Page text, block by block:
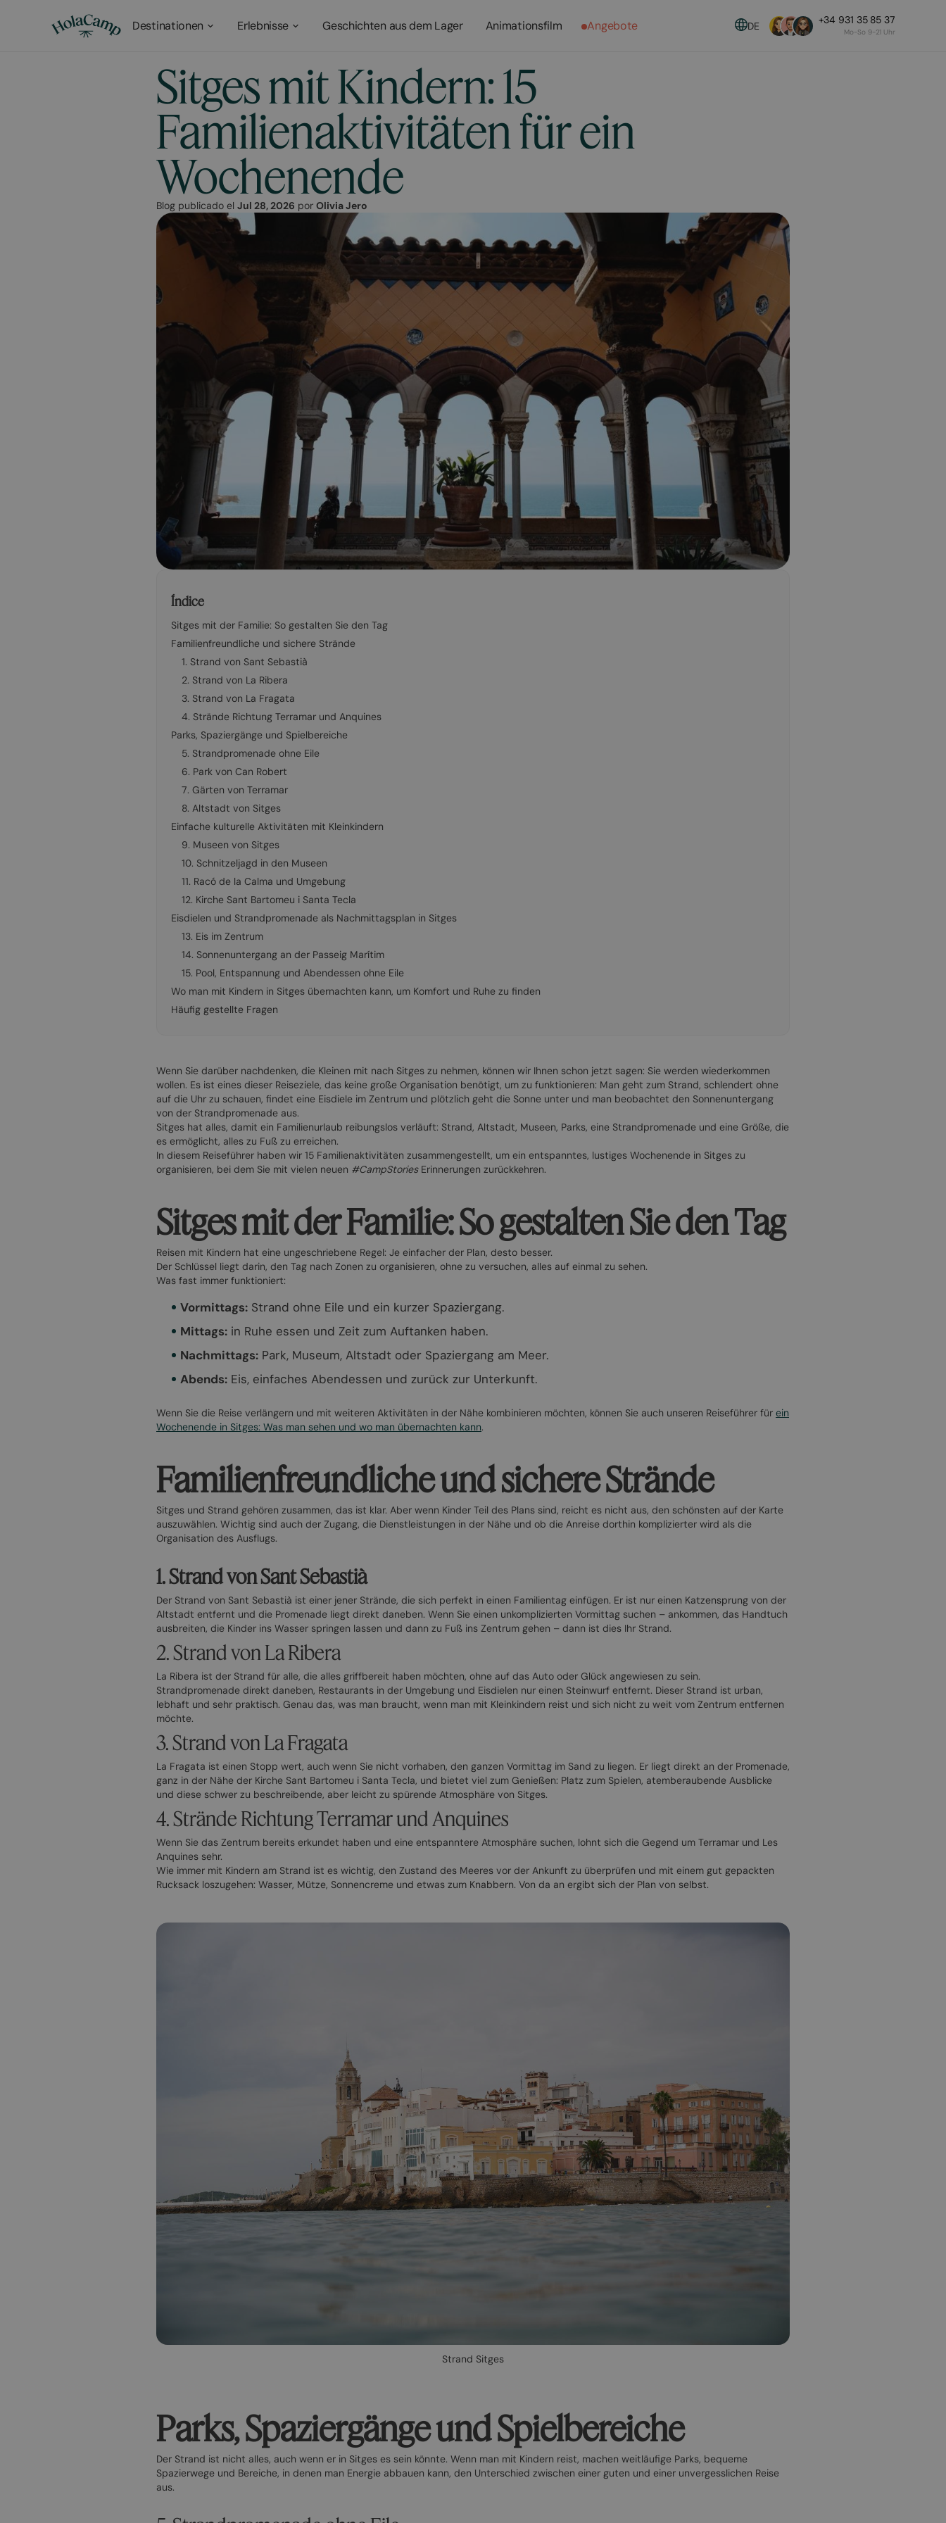
Destinationen Erlebnisse Geschichten aus dem Lager Animationsfilm Angebote DE +34 931 35 85 37
Mo-So 9-21 Uhr
Sitges mit Kindern: 15
Familienaktivitäten für ein
Wochenende
Blog publicado el Jul 28, 2026 por Olivia Jero
Índice
Sitges mit der Familie: So gestalten Sie den Tag
Familienfreundliche und sichere Strände
1. Strand von Sant Sebastià
2. Strand von La Ribera
3. Strand von La Fragata
4. Strände Richtung Terramar und Anquines
Parks, Spaziergänge und Spielbereiche
5. Strandpromenade ohne Eile
6. Park von Can Robert
7. Gärten von Terramar
8. Altstadt von Sitges
Einfache kulturelle Aktivitäten mit Kleinkindern
9. Museen von Sitges
10. Schnitzeljagd in den Museen
11. Racó de la Calma und Umgebung
12. Kirche Sant Bartomeu i Santa Tecla
Eisdielen und Strandpromenade als Nachmittagsplan in Sitges
13. Eis im Zentrum
14. Sonnenuntergang an der Passeig Marítim
15. Pool, Entspannung und Abendessen ohne Eile
Wo man mit Kindern in Sitges übernachten kann, um Komfort und Ruhe zu finden
Häufig gestellte Fragen
Wenn Sie darüber nachdenken, die Kleinen mit nach Sitges zu nehmen, können wir Ihnen schon jetzt sagen: Sie werden wiederkommen
wollen. Es ist eines dieser Reiseziele, das keine große Organisation benötigt, um zu funktionieren: Man geht zum Strand, schlendert ohne
auf die Uhr zu schauen, findet eine Eisdiele im Zentrum und plötzlich geht die Sonne unter und man beobachtet den Sonnenuntergang
von der Strandpromenade aus.
Sitges hat alles, damit ein Familienurlaub reibungslos verläuft: Strand, Altstadt, Museen, Parks, eine Strandpromenade und eine Größe, die
es ermöglicht, alles zu Fuß zu erreichen.
In diesem Reiseführer haben wir 15 Familienaktivitäten zusammengestellt, um ein entspanntes, lustiges Wochenende in Sitges zu
organisieren, bei dem Sie mit vielen neuen #CampStoriesErinnerungen zurückkehren.
Sitges mit der Familie: So gestalten Sie den Tag
Reisen mit Kindern hat eine ungeschriebene Regel: Je einfacher der Plan, desto besser.
Der Schlüssel liegt darin, den Tag nach Zonen zu organisieren, ohne zu versuchen, alles auf einmal zu sehen.
Was fast immer funktioniert:
Vormittags: Strand ohne Eile und ein kurzer Spaziergang.
Mittags: in Ruhe essen und Zeit zum Auftanken haben.
Nachmittags: Park, Museum, Altstadt oder Spaziergang am Meer.
Abends: Eis, einfaches Abendessen und zurück zur Unterkunft.
Wenn Sie die Reise verlängern und mit weiteren Aktivitäten in der Nähe kombinieren möchten, können Sie auch unseren Reiseführer für ein
Wochenende in Sitges: Was man sehen und wo man übernachten kann.
Familienfreundliche und sichere Strände
Sitges und Strand gehören zusammen, das ist klar. Aber wenn Kinder Teil des Plans sind, reicht es nicht aus, den schönsten auf der Karte
auszuwählen. Wichtig sind auch der Zugang, die Dienstleistungen in der Nähe und ob die Anreise dorthin komplizierter wird als die
Organisation des Ausflugs.
1. Strand von Sant Sebastià
Der Strand von Sant Sebastià ist einer jener Strände, die sich perfekt in einen Familientag einfügen. Er ist nur einen Katzensprung von der
Altstadt entfernt und die Promenade liegt direkt daneben. Wenn Sie einen unkomplizierten Vormittag suchen – ankommen, das Handtuch
ausbreiten, die Kinder ins Wasser springen lassen und dann zu Fuß ins Zentrum gehen – dann ist dies Ihr Strand.
2. Strand von La Ribera
La Ribera ist der Strand für alle, die alles griffbereit haben möchten, ohne auf das Auto oder Glück angewiesen zu sein.
Strandpromenade direkt daneben, Restaurants in der Umgebung und Eisdielen nur einen Steinwurf entfernt. Dieser Strand ist urban,
lebhaft und sehr praktisch. Genau das, was man braucht, wenn man mit Kleinkindern reist und sich nicht zu weit vom Zentrum entfernen
möchte.
3. Strand von La Fragata
La Fragata ist einen Stopp wert, auch wenn Sie nicht vorhaben, den ganzen Vormittag im Sand zu liegen. Er liegt direkt an der Promenade,
ganz in der Nähe der Kirche Sant Bartomeu i Santa Tecla, und bietet viel zum Genießen: Platz zum Spielen, atemberaubende Ausblicke
und diese schwer zu beschreibende, aber leicht zu spürende Atmosphäre von Sitges.
4. Strände Richtung Terramar und Anquines
Wenn Sie das Zentrum bereits erkundet haben und eine entspanntere Atmosphäre suchen, lohnt sich die Gegend um Terramar und Les
Anquines sehr.
Wie immer mit Kindern am Strand ist es wichtig, den Zustand des Meeres vor der Ankunft zu überprüfen und mit einem gut gepackten
Rucksack loszugehen: Wasser, Mütze, Sonnencreme und etwas zum Knabbern. Von da an ergibt sich der Plan von selbst.
Strand Sitges
Parks, Spaziergänge und Spielbereiche
Der Strand ist nicht alles, auch wenn er in Sitges es sein könnte. Wenn man mit Kindern reist, machen weitläufige Parks, bequeme
Spazierwege und Bereiche, in denen man Energie abbauen kann, den Unterschied zwischen einer guten und einer unvergesslichen Reise
aus.